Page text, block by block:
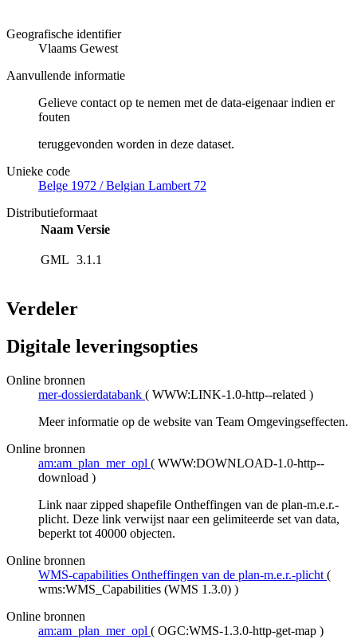
Geografische identifier
Vlaams Gewest
Aanvullende informatie
Gelieve contact op te nemen met de data-eigenaar indien er
fouten
teruggevonden worden in deze dataset.
Unieke code
Belge 1972 / Belgian Lambert 72
Distributieformaat
Naam Versie
GML 3.1.1
Verdeler
Digitale leveringsopties
Online bronnen
mer-dossierdatabank ( WWW:LINK-1.0-http--related )
Meer informatie op de website van Team Omgevingseffecten.
Online bronnen
am:am_plan_mer_opl ( WWW:DOWNLOAD-1.0-http--
download )
Link naar zipped shapefile Ontheffingen van de plan-m.e.r.-
plicht. Deze link verwijst naar een gelimiteerde set van data,
beperkt tot 40000 objecten.
Online bronnen
WMS-capabilities Ontheffingen van de plan-m.e.r.-plicht (
wms:WMS_Capabilities (WMS 1.3.0) )
Online bronnen
am:am_plan_mer_opl ( OGC:WMS-1.3.0-http-get-map )